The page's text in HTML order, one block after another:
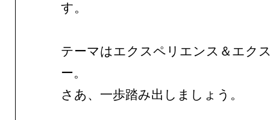
す。
テーマはエクスペリエンス＆エク
ー。
さあ、一歩踏み出しましょう。